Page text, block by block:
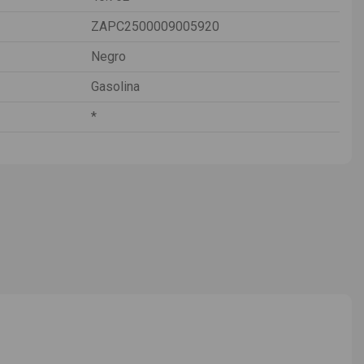
ZAPC2500009005920
Negro
Gasolina
*